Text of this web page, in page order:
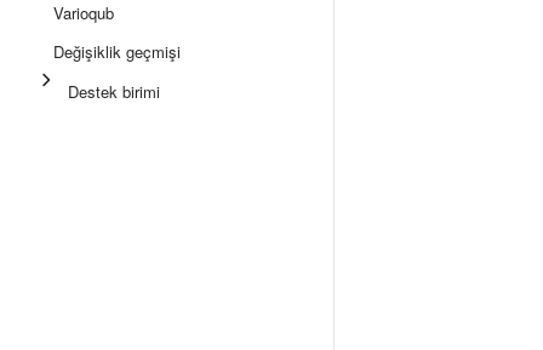
Varioqub
Değişiklik geçmişi
Destek birimi